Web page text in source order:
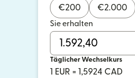
€200 €2.000
Sie erhalten
Täglicher Wechselkurs
1 EUR = 1,5924 CAD